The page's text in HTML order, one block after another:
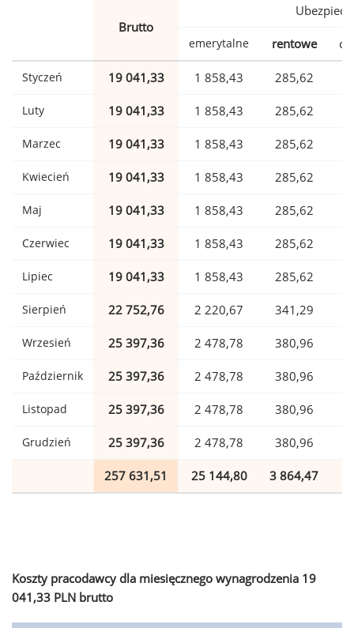
Brutto
emerytalne rentowe
Styczeń 19 041,33 1 858,43 285,62
Luty 19 041,33 1 858,43 285,62
Marzec 19 041,33 1 858,43 285,62
Kwiecień 19 041,33 1 858,43 285,62
Maj 19 041,33 1 858,43 285,62
Czerwiec 19 041,33 1 858,43 285,62
Lipiec 19 041,33 1 858,43 285,62
Sierpień 22 752,76 2 220,67 341,29
Wrzesień 25 397,36 2 478,78 380,96
Październik 25 397,36 2 478,78 380,96
Listopad 25 397,36 2 478,78 380,96
Grudzień 25 397,36 2 478,78 380,96
257 631,51 25 144,80 3 864,47
Koszty pracodawcy dla miesięcznego wynagrodzenia 19
041,33 PLN brutto